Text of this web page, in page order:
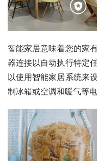
智能家居意味着您的家
器连接以自动执行特定
以使用智能家居系统来
制冰箱或空调和暖气等电